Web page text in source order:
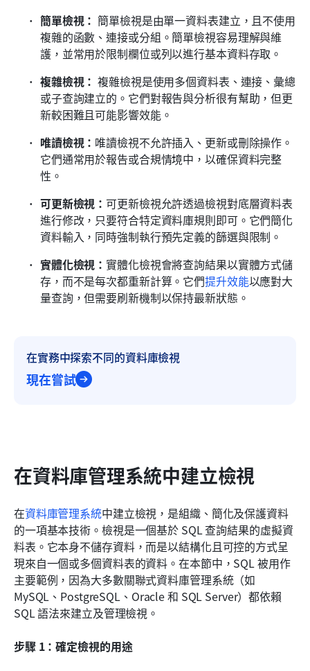
簡單檢視： 簡單檢視是由單一資料表建立，且不使用
複雜的函數、連接或分組。簡單檢視容易理解與維
護，並常用於限制欄位或列以進行基本資料存取。
複雜檢視： 複雜檢視是使用多個資料表、連接、彙總
或子查詢建立的。它們對報告與分析很有幫助，但更
新較困難且可能影響效能。
唯讀檢視： 唯讀檢視不允許插入、更新或刪除操作。
它們通常用於報告或合規情境中，以確保資料完整
性。
可更新檢視： 可更新檢視允許透過檢視對底層資料表
進行修改，只要符合特定資料庫規則即可。它們簡化
資料輸入，同時強制執行預先定義的篩選與限制。
實體化檢視：實體化檢視會將查詢結果以實體方式儲
存，而不是每次都重新計算。它們提升效能以應對大
量查詢，但需要刷新機制以保持最新狀態。
在實務中探索不同的資料庫檢視
現在嘗試
在資料庫管理系統中建立檢視
在資料庫管理系統中建立檢視，是組織、簡化及保護資料
的一項基本技術。檢視是一個基於 SQL 查詢結果的虛擬資
料表。它本身不儲存資料，而是以結構化且可控的方式呈
現來自一個或多個資料表的資料。在本節中，SQL 被用作
主要範例，因為大多數關聯式資料庫管理系統（如
MySQL、PostgreSQL、Oracle 和 SQL Server）都依賴
SQL 語法來建立及管理檢視。
步驟 1：確定檢視的用途